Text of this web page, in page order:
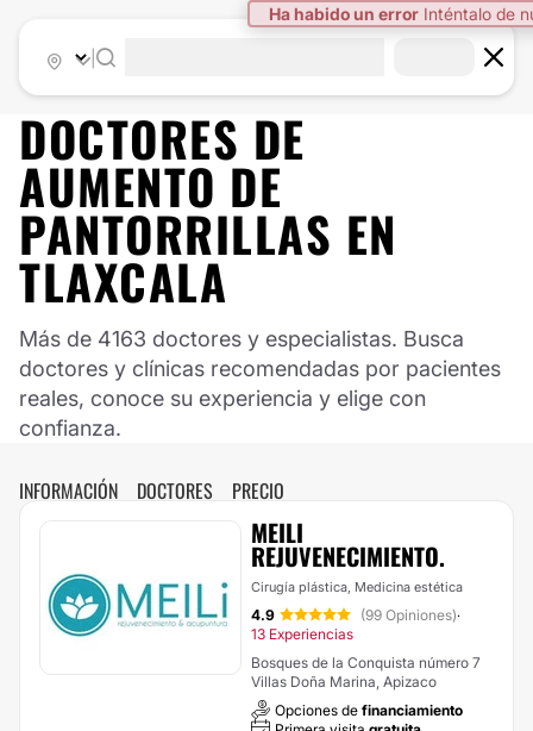
Ha habido un error Inténtalo de
DOCTORES DE
AUMENTO DE
PANTORRILLAS EN
TLAXCALA
Más de 4163 doctores y especialistas. Busca
doctores y clínicas recomendadas por pacientes
reales, conoce su experiencia y elige con
confianza.
INFORMACIÓN DOCTORES PRECIO
MEILI
REJUVENECIMIENTO.
Cirugía plástica, Medicina estética
4.9 (99 Opiniones)·
13 Experiencias
Bosques de la Conquista número 7
Villas Doña Marina, Apizaco
Opciones de financiamiento